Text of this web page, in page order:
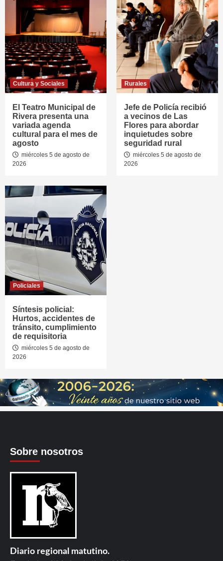
Cultura y Sociales
El Teatro Municipal de
Rivera presenta una
variada agenda
cultural para el mes de
agosto
miércoles 5 de agosto de
2026
Rurales
Jefe de Policía recibió
a vecinos de Las
Flores para abordar
inquietudes sobre
seguridad rural
miércoles 5 de agosto de
2026
Policiales
Síntesis policial:
Hurtos, accidentes de
tránsito, cumplimiento
de requisitoria
miércoles 5 de agosto de
2026
Sobre nosotros
Diario regional matutino.